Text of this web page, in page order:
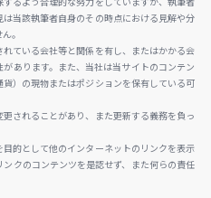
当該執筆者自身のその時点における見解や分
。
ている会社等と関係を有し、またはかかる会
あります。また、当社は当サイトのコンテン
）の現物またはポジションを保有している可
されることがあり、また更新する義務を負っ
的として他のインターネットのリンクを表示
クのコンテンツを是認せず、また何らの責任